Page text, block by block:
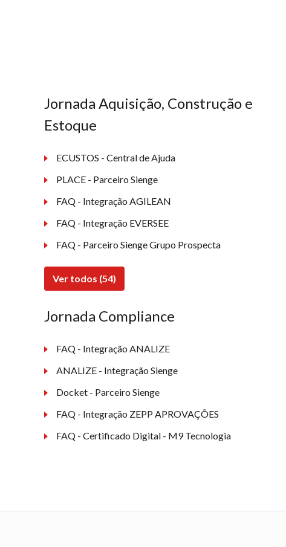
Jornada Aquisição, Construção e
Estoque
ECUSTOS - Central de Ajuda
PLACE - Parceiro Sienge
FAQ - Integração AGILEAN
FAQ - Integração EVERSEE
FAQ - Parceiro Sienge Grupo Prospecta
Ver todos (54)
Jornada Compliance
FAQ - Integração ANALIZE
ANALIZE - Integração Sienge
Docket - Parceiro Sienge
FAQ - Integração ZEPP APROVAÇÕES
FAQ - Certificado Digital - M9 Tecnologia